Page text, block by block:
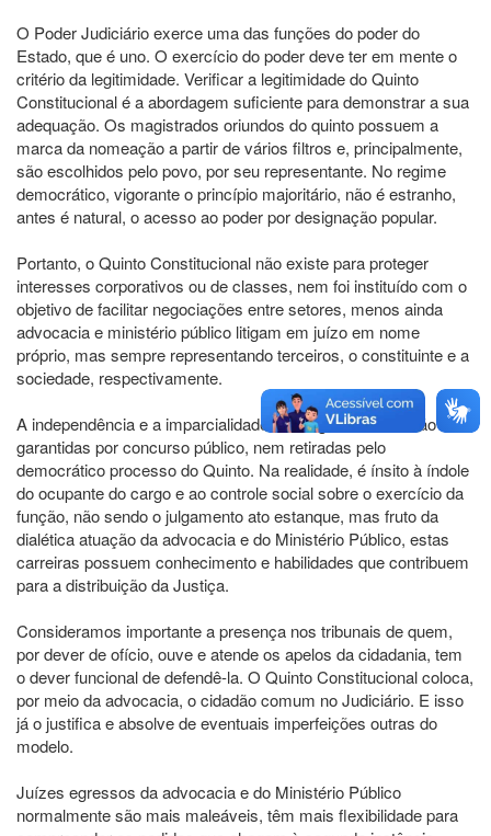
O Poder Judiciário exerce uma das funções do poder do
Estado, que é uno. O exercício do poder deve ter em mente o
critério da legitimidade. Verificar a legitimidade do Quinto
Constitucional é a abordagem suficiente para demonstrar a sua
adequação. Os magistrados oriundos do quinto possuem a
marca da nomeação a partir de vários filtros e, principalmente,
são escolhidos pelo povo, por seu representante. No regime
democrático, vigorante o princípio majoritário, não é estranho,
antes é natural, o acesso ao poder por designação popular.
Portanto, o Quinto Constitucional não existe para proteger
interesses corporativos ou de classes, nem foi instituído com o
objetivo de facilitar negociações entre setores, menos ainda
advocacia e ministério público litigam em juízo em nome
próprio, mas sempre representando terceiros, o constituinte e a
sociedade, respectivamente.
A independência e a imparcialidade do magistrado não são
garantidas por concurso público, nem retiradas pelo
democrático processo do Quinto. Na realidade, é ínsito à índole
do ocupante do cargo e ao controle social sobre o exercício da
função, não sendo o julgamento ato estanque, mas fruto da
dialética atuação da advocacia e do Ministério Público, estas
carreiras possuem conhecimento e habilidades que contribuem
para a distribuição da Justiça.
Consideramos importante a presença nos tribunais de quem,
por dever de ofício, ouve e atende os apelos da cidadania, tem
o dever funcional de defendê-la. O Quinto Constitucional coloca,
por meio da advocacia, o cidadão comum no Judiciário. E isso
já o justifica e absolve de eventuais imperfeições outras do
modelo.
Juízes egressos da advocacia e do Ministério Público
normalmente são mais maleáveis, têm mais flexibilidade para